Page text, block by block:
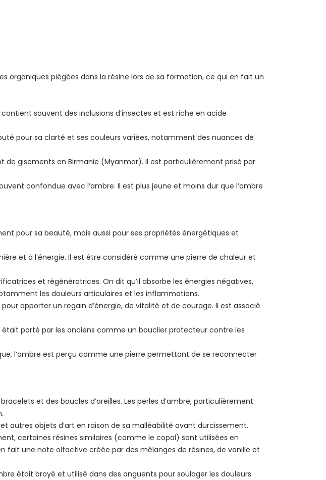
organiques piégées dans la résine lors de sa formation, ce qui en fait un
souvent des inclusions d’insectes et est riche en acide
pour sa clarté et ses couleurs variées, notamment des nuances de
de gisements en Birmanie (Myanmar). Il est particulièrement prisé par
confondue avec l’ambre. Il est plus jeune et moins dur que l’ambre
pour sa beauté, mais aussi pour ses propriétés énergétiques et
et à l’énergie. Il est être considéré comme une pierre de chaleur et
et régénératrices. On dit qu’il absorbe les énergies négatives,
les douleurs articulaires et les inflammations.
apporter un regain d’énergie, de vitalité et de courage. Il est associé
porté par les anciens comme un bouclier protecteur contre les
l’ambre est perçu comme une pierre permettant de se reconnecter
et des boucles d’oreilles. Les perles d’ambre, particulièrement
autres objets d’art en raison de sa malléabilité avant durcissement.
certaines résines similaires (comme le copal) sont utilisées en
fait une note olfactive créée par des mélanges de résines, de vanille et
était broyé et utilisé dans des onguents pour soulager les douleurs